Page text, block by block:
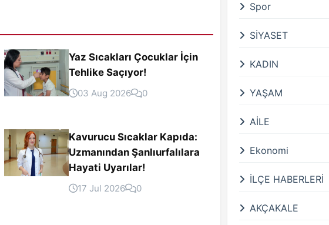
Yaz Sıcakları Çocuklar İçin
Tehlike Saçıyor!
03 Aug 2026 0
Kavurucu Sıcaklar Kapıda:
Uzmanından Şanlıurfalılara
Hayati Uyarılar!
17 Jul 2026 0
Spor
SİYASET
KADIN
YAŞAM
AİLE
Ekonomi
İLÇE HABERLERİ
AKÇAKALE